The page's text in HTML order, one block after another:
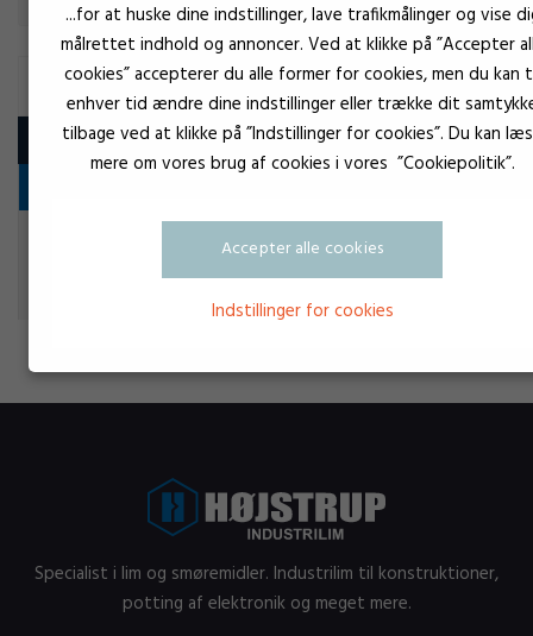
SMØREOLIE
Produkt
Loctite universal olie m/PTFE
Smøreolie
Specialist i lim og smøremidler. Industrilim til konstruktioner,
potting af elektronik og meget mere.
...for at huske dine indstillinger, lave trafikmålinger og vise
målrettet indhold og annoncer. Ved at klikke på ”Accepter
cookies” accepterer du alle former for cookies, men du kan
enhver tid ændre dine indstillinger eller trække dit
tilbage ved at klikke på ”Indstillinger for cookies”. Du kan
mere om vores brug af cookies i vores ”Cookiepolitik”.
Accepter alle cookies
Indstillinger for cookies